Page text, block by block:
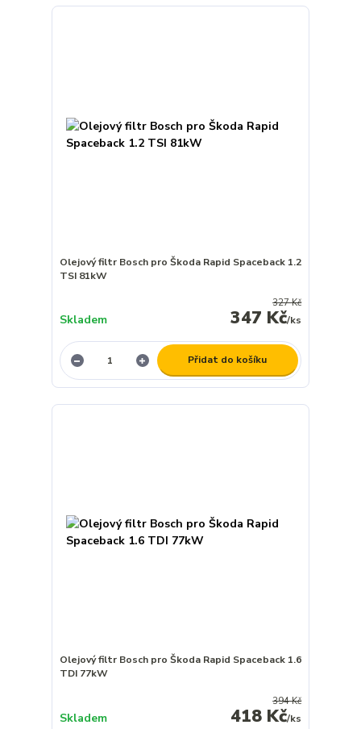
Olejový filtr Bosch pro Škoda Rapid Spaceback 1.2
TSI 81kW
327 Kč
347 Kč/ks
Skladem
Přidat do košíku
Olejový filtr Bosch pro Škoda Rapid Spaceback 1.6
TDI 77kW
394 Kč
418 Kč/ks
Skladem